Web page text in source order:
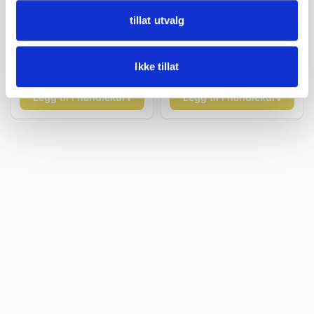
tillat utvalg
Ikke tillat
Vintage herreklokke (ca.
Legg til i handlekurv
Gull smykker
Cameanheng i 14 karat gull
– klassisk kvinneportrett
kr 4 900
Legg til i handlekurv